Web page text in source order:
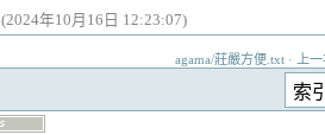
(2024年10月16日 12:23:07)
agama/莊嚴方便.txt · 上